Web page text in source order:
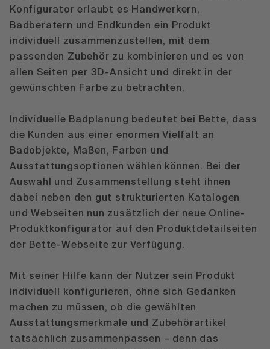
Konfigurator erlaubt es Handwerkern,
Badberatern und Endkunden ein Produkt
individuell zusammenzustellen, mit dem
passenden Zubehör zu kombinieren und es von
allen Seiten per 3D-Ansicht und direkt in der
gewünschten Farbe zu betrachten.
Individuelle Badplanung bedeutet bei Bette, dass
die Kunden aus einer enormen Vielfalt an
Badobjekte, Maßen, Farben und
Ausstattungsoptionen wählen können. Bei der
Auswahl und Zusammenstellung steht ihnen
dabei neben den gut strukturierten Katalogen
und Webseiten nun zusätzlich der neue Online-
Produktkonfigurator auf den Produktdetailseiten
der Bette-Webseite zur Verfügung.
Mit seiner Hilfe kann der Nutzer sein Produkt
individuell konfigurieren, ohne sich Gedanken
machen zu müssen, ob die gewählten
Ausstattungsmerkmale und Zubehörartikel
tatsächlich zusammenpassen – denn das